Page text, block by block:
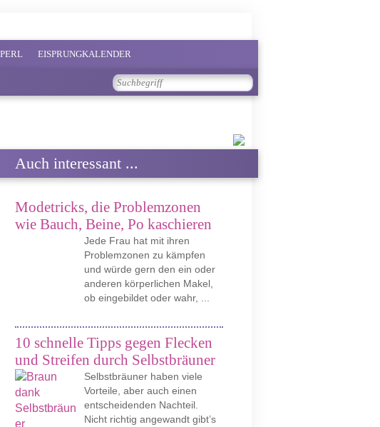
EISPRUNGKALENDER
Auch interessant ...
Modetricks, die Problemzonen
wie Bauch, Beine, Po kaschieren
Jede Frau hat mit ihren
Problemzonen zu kämpfen
und würde gern den ein oder
anderen körperlichen Makel,
ob eingebildet oder wahr, ...
10 schnelle Tipps gegen Flecken
und Streifen durch Selbstbräuner
Selbstbräuner haben viele
Vorteile, aber auch einen
entscheidenden Nachteil.
Nicht richtig angewandt gibt’s